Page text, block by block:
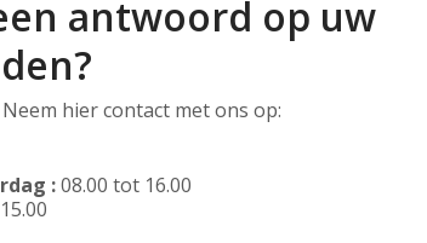
antwoord op uw
hier contact met ons op:
:08.00 tot 16.00